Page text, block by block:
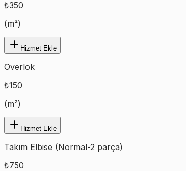
₺350
(m²)
Hizmet Ekle
Overlok
₺150
(m²)
Hizmet Ekle
Takım Elbise (Normal-2 parça)
₺750